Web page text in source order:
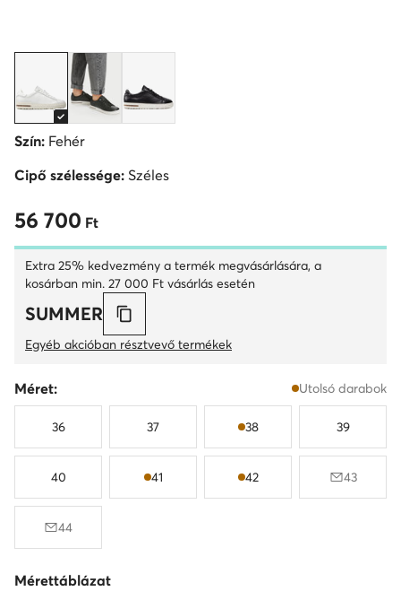
Szín: Fehér
Cipő szélessége: Széles
56 700 Ft
56 700 Ft
Extra 25% kedvezmény a termék megvásárlására, a
kosárban min. 27 000 Ft vásárlás esetén
SUMMER
Egyéb akcióban résztvevő termékek
Méret: Utolsó darabok
36 37 38 39
40 41 42 43
44
Mérettáblázat